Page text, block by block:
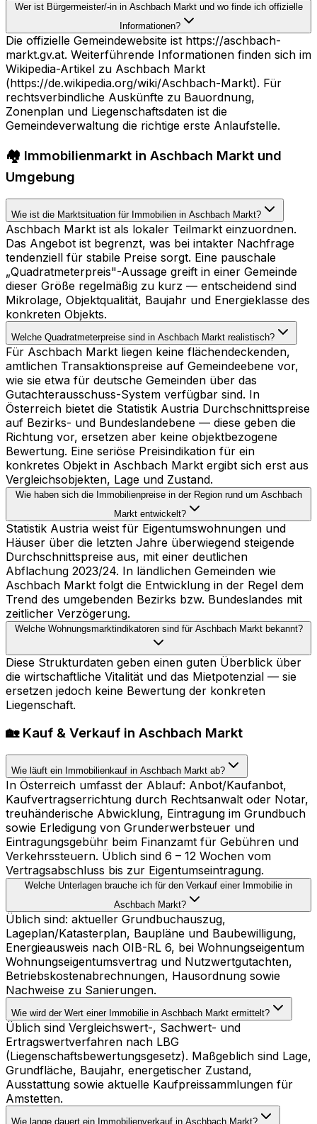
Wer ist Bürgermeister/-in in Aschbach Markt und wo finde ich offizielle
Informationen?
Die offizielle Gemeindewebsite ist https://aschbach-
markt.gv.at. Weiterführende Informationen finden sich im
Wikipedia-Artikel zu Aschbach Markt
(https://de.wikipedia.org/wiki/Aschbach-Markt). Für
rechtsverbindliche Auskünfte zu Bauordnung,
Zonenplan und Liegenschaftsdaten ist die
Gemeindeverwaltung die richtige erste Anlaufstelle.
🏘️ Immobilienmarkt in Aschbach Markt und
Umgebung
Wie ist die Marktsituation für Immobilien in Aschbach Markt?
Aschbach Markt ist als lokaler Teilmarkt einzuordnen.
Das Angebot ist begrenzt, was bei intakter Nachfrage
tendenziell für stabile Preise sorgt. Eine pauschale
„Quadratmeterpreis"-Aussage greift in einer Gemeinde
dieser Größe regelmäßig zu kurz — entscheidend sind
Mikrolage, Objektqualität, Baujahr und Energieklasse des
konkreten Objekts.
Welche Quadratmeterpreise sind in Aschbach Markt realistisch?
Für Aschbach Markt liegen keine flächendeckenden,
amtlichen Transaktionspreise auf Gemeindeebene vor,
wie sie etwa für deutsche Gemeinden über das
Gutachterausschuss-System verfügbar sind. In
Österreich bietet die Statistik Austria Durchschnittspreise
auf Bezirks- und Bundeslandebene — diese geben die
Richtung vor, ersetzen aber keine objektbezogene
Bewertung. Eine seriöse Preisindikation für ein
konkretes Objekt in Aschbach Markt ergibt sich erst aus
Vergleichsobjekten, Lage und Zustand.
Wie haben sich die Immobilienpreise in der Region rund um Aschbach
Markt entwickelt?
Statistik Austria weist für Eigentumswohnungen und
Häuser über die letzten Jahre überwiegend steigende
Durchschnittspreise aus, mit einer deutlichen
Abflachung 2023/24. In ländlichen Gemeinden wie
Aschbach Markt folgt die Entwicklung in der Regel dem
Trend des umgebenden Bezirks bzw. Bundeslandes mit
zeitlicher Verzögerung.
Welche Wohnungsmarktindikatoren sind für Aschbach Markt bekannt?
Diese Strukturdaten geben einen guten Überblick über
die wirtschaftliche Vitalität und das Mietpotenzial — sie
ersetzen jedoch keine Bewertung der konkreten
Liegenschaft.
🏡 Kauf & Verkauf in Aschbach Markt
Wie läuft ein Immobilienkauf in Aschbach Markt ab?
In Österreich umfasst der Ablauf: Anbot/Kaufanbot,
Kaufvertragserrichtung durch Rechtsanwalt oder Notar,
treuhänderische Abwicklung, Eintragung im Grundbuch
sowie Erledigung von Grunderwerbsteuer und
Eintragungsgebühr beim Finanzamt für Gebühren und
Verkehrssteuern. Üblich sind 6 – 12 Wochen vom
Vertragsabschluss bis zur Eigentumseintragung.
Welche Unterlagen brauche ich für den Verkauf einer Immobilie in
Aschbach Markt?
Üblich sind: aktueller Grundbuchauszug,
Lageplan/Katasterplan, Baupläne und Baubewilligung,
Energieausweis nach OIB-RL 6, bei Wohnungseigentum
Wohnungseigentumsvertrag und Nutzwertgutachten,
Betriebskostenabrechnungen, Hausordnung sowie
Nachweise zu Sanierungen.
Wie wird der Wert einer Immobilie in Aschbach Markt ermittelt?
Üblich sind Vergleichswert-, Sachwert- und
Ertragswertverfahren nach LBG
(Liegenschaftsbewertungsgesetz). Maßgeblich sind Lage,
Grundfläche, Baujahr, energetischer Zustand,
Ausstattung sowie aktuelle Kaufpreissammlungen für
Amstetten.
Wie lange dauert ein Immobilienverkauf in Aschbach Markt?